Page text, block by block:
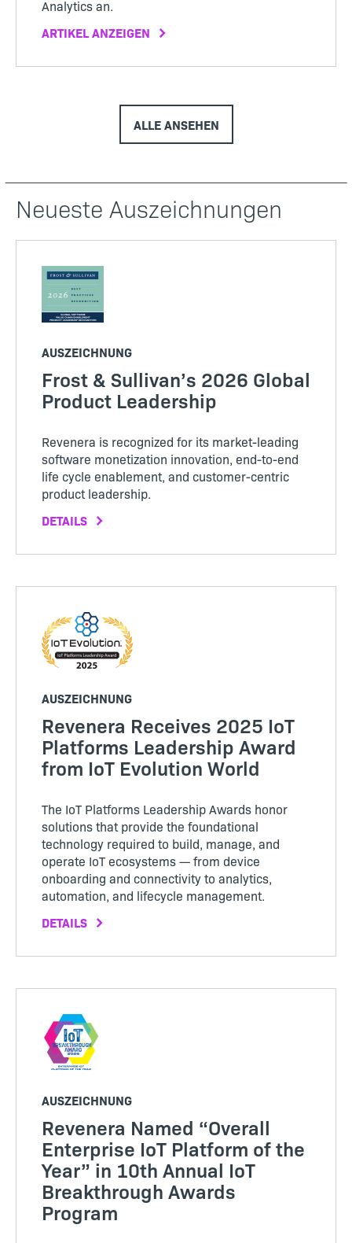
Analytics an.
ARTIKEL ANZEIGEN
ALLE ANSEHEN
Neueste Auszeichnungen
AUSZEICHNUNG
Frost & Sullivan’s 2026 Global
Product Leadership
Revenera is recognized for its market-leading
software monetization innovation, end-to-end
life cycle enablement, and customer-centric
product leadership.
DETAILS
AUSZEICHNUNG
Revenera Receives 2025 IoT
Platforms Leadership Award
from IoT Evolution World
The IoT Platforms Leadership Awards honor
solutions that provide the foundational
technology required to build, manage, and
operate IoT ecosystems — from device
onboarding and connectivity to analytics,
automation, and lifecycle management.
DETAILS
AUSZEICHNUNG
Revenera Named “Overall
Enterprise IoT Platform of the
Year” in 10th Annual IoT
Breakthrough Awards
Program